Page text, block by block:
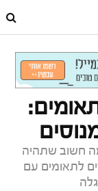
חשוב שתהיה
לתאומים עם